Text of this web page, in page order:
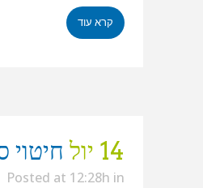
קרא עוד
14 יול חיטוי
Posted at 12:28h in